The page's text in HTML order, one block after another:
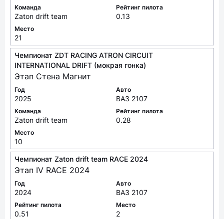
Команда
Zaton drift team
Рейтинг пилота
0.13
Место
21
Чемпионат ZDT RACING ATRON CIRCUIT
INTERNATIONAL DRIFT (мокрая гонка)
Этап Стена Магнит
Год
2025
Авто
ВАЗ 2107
Команда
Zaton drift team
Рейтинг пилота
0.28
Место
10
Чемпионат Zaton drift team RACE 2024
Этап IV RACE 2024
Год
2024
Авто
ВАЗ 2107
Рейтинг пилота
0.51
Место
2